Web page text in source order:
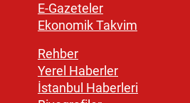
E-Gazeteler
Ekonomik Takvim
Rehber
Yerel Haberler
İstanbul Haberleri